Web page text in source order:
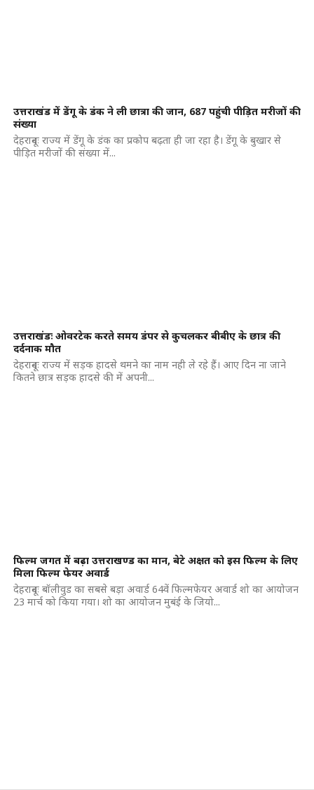
उत्तराखंड में डेंगू के डंक ने ली छात्रा की जान, 687 पहुंची पीड़ित मरीजों की
संख्या
देहरादूनः राज्य में डेंगू के डंक का प्रकोप बढ़ता ही जा रहा है। डेंगू के बुखार से
पीड़ित मरीजों की संख्या में...
उत्तराखंडः ओवरटेक करते समय डंपर से कुचलकर बीबीए के छात्र की
दर्दनाक मौत
देहरादूनः राज्य में सड़क हादसे थमने का नाम नही ले रहे हैं। आए दिन ना जाने
कितने छात्र सड़क हादसे की में अपनी...
फिल्म जगत में बढ़ा उत्तराखण्ड का मान, बेटे अक्षत को इस फिल्म के लिए
मिला फिल्म फेयर अवार्ड
देहरादूनः बॉलीवुड का सबसे बड़ा अवार्ड 64वें फिल्मफेयर अवार्ड शो का आयोजन
23 मार्च को किया गया। शो का आयोजन मुबंई के जियो...